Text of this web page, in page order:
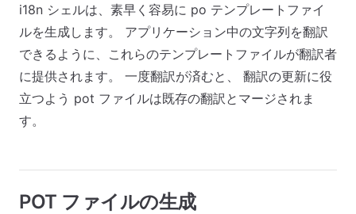
i18n シェルは、素早く容易に po テンプレートファイ
ルを生成します。 アプリケーション中の文字列を翻訳
できるように、これらのテンプレートファイルが翻訳者
に提供されます。 一度翻訳が済むと、 翻訳の更新に役
立つよう pot ファイルは既存の翻訳とマージされま
す。
POT ファイルの生成